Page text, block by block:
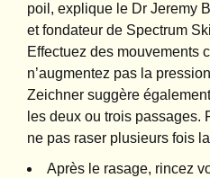
poil, explique le Dr Jeremy
et fondateur de Spectrum
Effectuez des mouvements
n’augmentez pas la
Zeichner suggère
les deux ou trois passages.
ne pas raser plusieurs fois
Après le rasage, rincez